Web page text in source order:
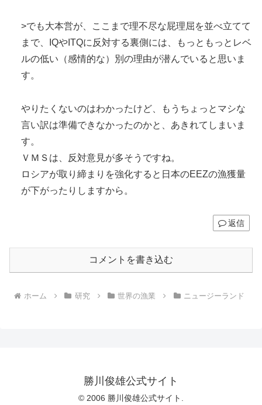
>でも大本営が、ここまで理不尽な屁理屈を並べ立てて
まで、IQやITQに反対する裏側には、もっともっとレベ
ルの低い（感情的な）別の理由が潜んでいると思いま
す。
やりたくないのはわかったけど、もうちょっとマシな
言い訳は準備できなかったのかと、あきれてしまいま
す。
ＶＭＳは、反対意見が多そうですね。
ロシアが取り締まりを強化すると日本のEEZの漁獲量
が下がったりしますから。
返信
コメントを書き込む
ホーム 研究 世界の漁業 ニュージーランド
勝川俊雄公式サイト
© 2006 勝川俊雄公式サイト.